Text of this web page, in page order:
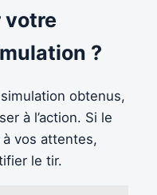
votre
?
obtenus,
à l’action. Si le
vos attentes,
le tir.